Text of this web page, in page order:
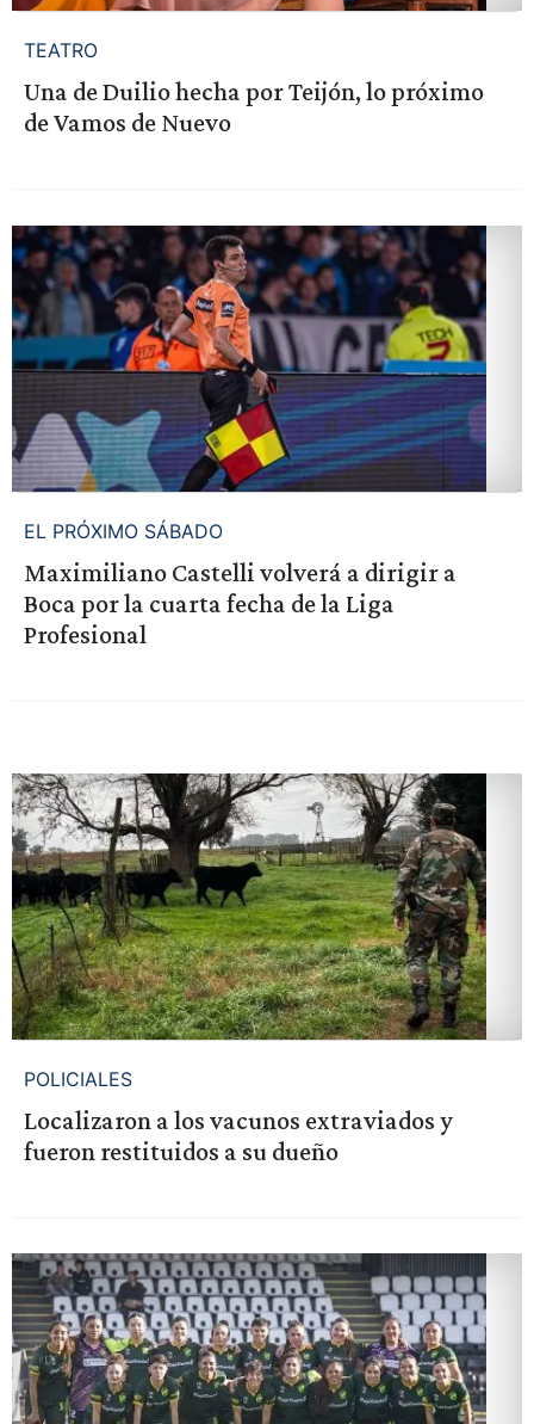
TEATRO
Una de Duilio hecha por Teijón, lo próximo
de Vamos de Nuevo
EL PRÓXIMO SÁBADO
Maximiliano Castelli volverá a dirigir a
Boca por la cuarta fecha de la Liga
Profesional
POLICIALES
Localizaron a los vacunos extraviados y
fueron restituidos a su dueño